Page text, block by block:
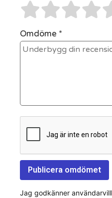
Omdöme *
Jag godkänner